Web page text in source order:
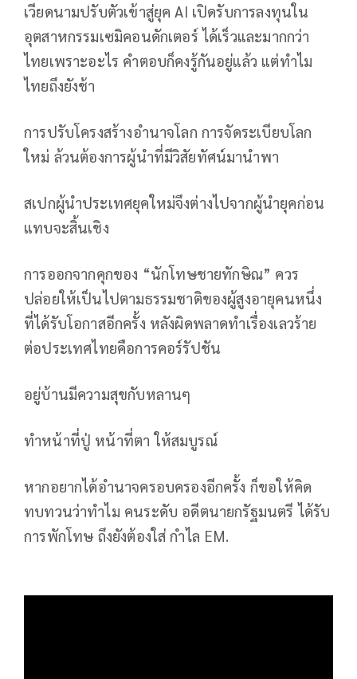
เวียดนามปรับตัวเข้าสู่ยุค AI เปิดรับการลงทุนใน
อุตสาหกรรมเซมิคอนดักเตอร์ ได้เร็วและมากกว่า
ไทยเพราะอะไร คำตอบก็คงรู้กันอยู่แล้ว แต่ทำไม
ไทยถึงยังช้า
การปรับโครงสร้างอำนาจโลก การจัดระเบียบโลก
ใหม่ ล้วนต้องการผู้นำที่มีวิสัยทัศน์มานำพา
สเปกผู้นำประเทศยุคใหม่จึงต่างไปจากผู้นำยุคก่อน
แทบจะสิ้นเชิง
การออกจากคุกของ “นักโทษชายทักษิณ” ควร
ปล่อยให้เป็นไปตามธรรมชาติของผู้สูงอายุคนหนึ่ง
ที่ได้รับโอกาสอีกครั้ง หลังผิดพลาดทำเรื่องเลวร้าย
ต่อประเทศไทยคือการคอร์รัปชัน
อยู่บ้านมีความสุขกับหลานๆ
ทำหน้าที่ปู่ หน้าที่ตา ให้สมบูรณ์
หากอยากได้อำนาจครอบครองอีกครั้ง ก็ขอให้คิด
ทบทวนว่าทำไม คนระดับ อดีตนายกรัฐมนตรี ได้รับ
การพักโทษ ถึงยังต้องใส่ กำไล EM.